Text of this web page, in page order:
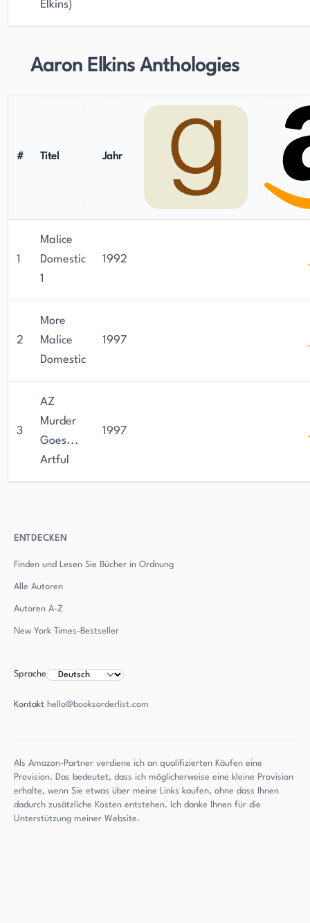
Elkins)
Aaron Elkins Anthologies
# Titel Jahr
1
Malice
Domestic
1
1992
2
More
Malice
Domestic
1997
3
AZ
Murder
Goes...
Artful
1997
ENTDECKEN
Finden und Lesen Sie Bücher in Ordnung
Alle Autoren
Autoren A-Z
New York Times-Bestseller
Sprache
Kontakt hello@booksorderlist.com
Als Amazon-Partner verdiene ich an qualifizierten Käufen eine
Provision. Das bedeutet, dass ich möglicherweise eine kleine Provision
erhalte, wenn Sie etwas über meine Links kaufen, ohne dass Ihnen
dadurch zusätzliche Kosten entstehen. Ich danke Ihnen für die
Unterstützung meiner Website.